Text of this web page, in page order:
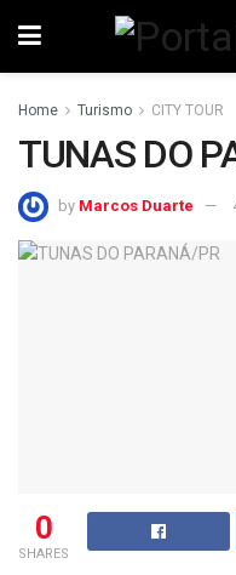
Home Turismo CITY TOUR
TUNAS DO
by Marcos Duarte
0
SHARES